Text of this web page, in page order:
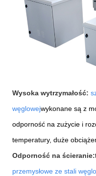
Wysoka wytrzymałość:
węglowejwykonane są z
odporność na zużycie i
temperatury, duże
Odporność na ścieranie:
przemysłowe ze stali